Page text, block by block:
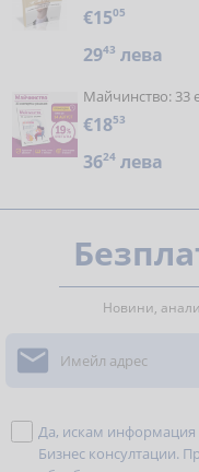
€1505
2943 лева
Майчинство: 33
€1853
3624 лева
Новини,

Да, искам информация
Бизнес консултации.